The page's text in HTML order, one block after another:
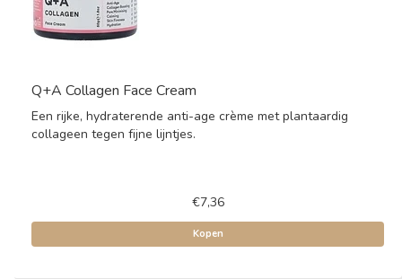
Q+A Collagen Face Cream
Een rijke, hydraterende anti-age crème met plantaardig
collageen tegen fijne lijntjes.
€7,36
Kopen